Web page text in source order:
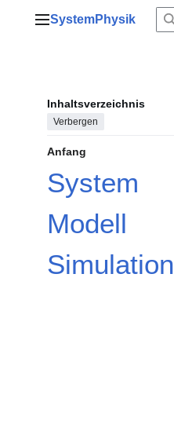
Hauptmenü
SystemPhysik
Inhaltsverzeichnis
Verbergen
Anfang
System
Modell
Simulation